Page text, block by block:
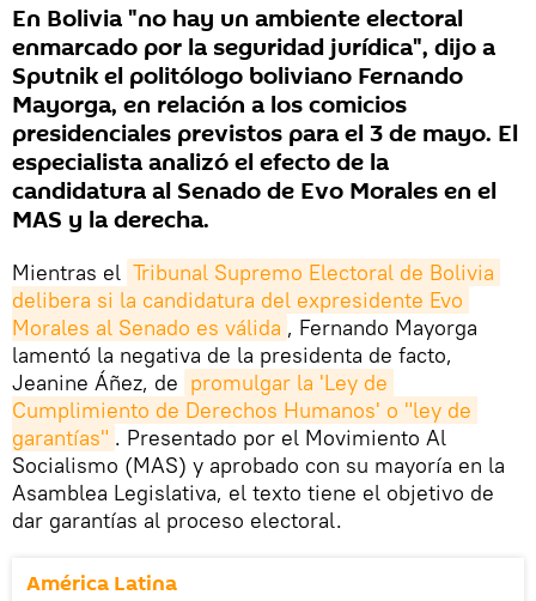
En Bolivia "no hay un ambiente electoral
enmarcado por la seguridad jurídica", dijo a
Sputnik el politólogo boliviano Fernando
Mayorga, en relación a los comicios
presidenciales previstos para el 3 de mayo. El
especialista analizó el efecto de la
candidatura al Senado de Evo Morales en el
MAS y la derecha.
Mientras el Tribunal Supremo Electoral de Bolivia
delibera si la candidatura del expresidente Evo
Morales al Senado es válida , Fernando Mayorga
lamentó la negativa de la presidenta de facto,
Jeanine Áñez, de promulgar la 'Ley de
Cumplimiento de Derechos Humanos' o "ley de
garantías" . Presentado por el Movimiento Al
Socialismo (MAS) y aprobado con su mayoría en la
Asamblea Legislativa, el texto tiene el objetivo de
dar garantías al proceso electoral.
América Latina